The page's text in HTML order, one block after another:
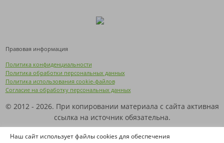
Наш сайт использует файлы cookies для обеспечения
Правовая информация
Политика конфиденциальности
Политика обработки персональных данных
Политика использования cookie-файлов
Согласие на обработку персональных данных
© 2012 - 2026. При копировании материала с сайта активная
ссылка на источник обязательна.
Названия производителей, компаний и товарные знаки